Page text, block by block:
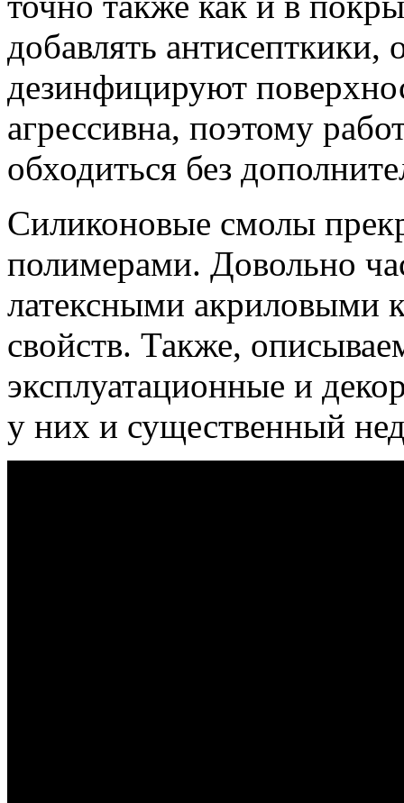
добавлять антисепткики,
дезинфицируют
агрессивна, поэтому
обходиться без
Силиконовые смолы
полимерами. Довольно
латексными акриловыми
свойств. Также,
эксплуатационные и
у них и существенный